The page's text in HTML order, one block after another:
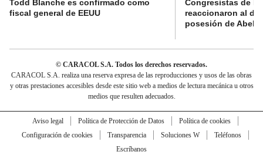
Todd Blanche es confirmado como
fiscal general de EEUU
Congresistas de
reaccionaron al
posesión de
© CARACOL S.A. Todos los derechos reservados.
CARACOL S.A. realiza una reserva expresa de las reproducciones y usos de las obras
y otras prestaciones accesibles desde este sitio web a medios de lectura mecánica u otros
medios que resulten adecuados.
Aviso legal Política de Protección de Datos
Política de cookies
Configuración de cookies
Transparencia Soluciones W
Teléfonos
Escríbanos